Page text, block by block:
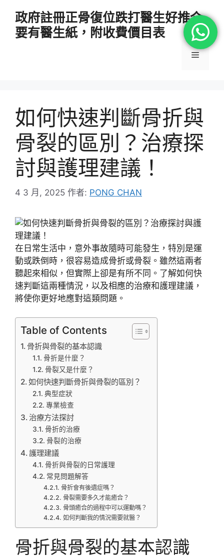
政府註冊正骨復位跌打醫生好推介
要有醫生紙，附收費價目表
選
如何快速判斷骨折與
骨裂的區別？治療探
討與護理建議！
4 3 月, 2025 作者: PONG CHAN
在日常生活中，意外事故隨時可能發生，特別是運
動或跌倒時，很容易造成骨折或骨裂。雖然這兩者
聽起來相似，但實際上卻是有所不同。了解如何快
速判斷這兩種情況，以及相應的治療和護理建議，
將使你更好地應對這類問題。
Table of Contents
骨折與骨裂的基本認識
骨折是什麼？
骨裂又是什麼？
如何快速判斷骨折與骨裂的區別？
典型症狀
專業檢查
治療方法探討
骨折的治療
骨裂的治療
護理建議
骨折與骨裂的日常護理
常見問題解答
骨折會有後遺症嗎？
骨裂需要多久才能癒合？
骨頭癒合的過程中可以運動嗎？
如何判斷我的情況需要就醫？
骨折與骨裂的基本認識